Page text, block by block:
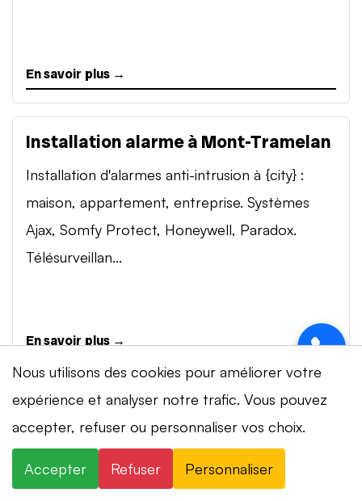
En savoir plus →
Installation alarme à Mont-Tramelan
Installation d'alarmes anti-intrusion à {city} :
maison, appartement, entreprise. Systèmes
Ajax, Somfy Protect, Honeywell, Paradox.
Télésurveillan...
En savoir plus →
Vidéosurveillance à Mont-Tramelan
Installation de systèmes de vidéosurveillance à
{city} : caméras IP 4K, visionnage smartphone,
Nous utilisons des cookies pour améliorer votre
expérience et analyser notre trafic. Vous pouvez
accepter, refuser ou personnaliser vos choix.
Accepter Refuser Personnaliser
⚡ Intervention en 20 min· 24h/24 · 7j/7 ·
Devis gratuit
+41 78 319 32 82
WhatsApp